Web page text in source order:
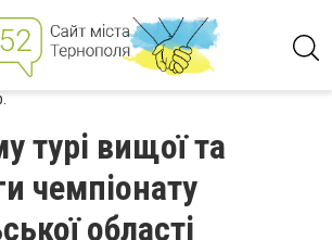
турі вищої та
чемпіонату
області